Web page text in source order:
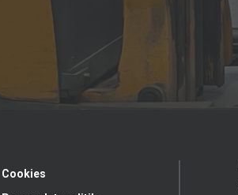
Cookies